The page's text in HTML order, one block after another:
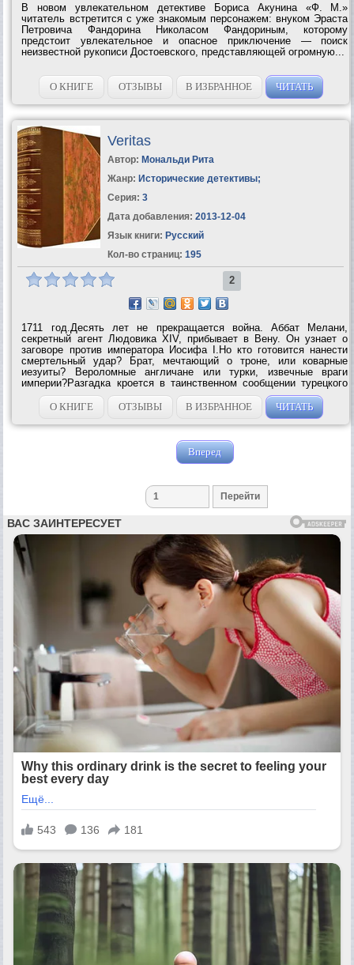
В новом увлекательном детективе Бориса Акунина «Ф. М.»
читатель встретится с уже знакомым персонажем: внуком Эраста
Петровича Фандорина Николасом Фандориным, которому
предстоит увлекательное и опасное приключение — поиск
неизвестной рукописи Достоевского, представляющей огромную...
О КНИГЕ ОТЗЫВЫ В ИЗБРАННОЕ ЧИТАТЬ
Veritas
Автор: Мональди Рита
Жанр: Исторические детективы;
Серия: 3
Дата добавления: 2013-12-04
Язык книги: Русский
Кол-во страниц: 195
2
1711 год.Десять лет не прекращается война. Аббат Мелани,
секретный агент Людовика XIV, прибывает в Вену. Он узнает о
заговоре против императора Иосифа I.Но кто готовится нанести
смертельный удар? Брат, мечтающий о троне, или коварные
иезуиты? Вероломные англичане или турки, извечные враги
империи?Разгадка кроется в таинственном сообщении турецкого
посла. Пытаясь расшифровать это сообщение, помощники аббата
гибнут один за другим.Впервые...
О КНИГЕ ОТЗЫВЫ В ИЗБРАННОЕ ЧИТАТЬ
Вперед